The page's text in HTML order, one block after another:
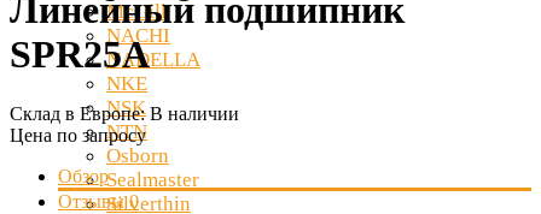
McGill
NACHI
NADELLA
NKE
NSK
NTN
Osborn
Sealmaster
Silverthin
Линейный подшипник
SPR25A
Склад в Европе:В наличии
Цена по запросу
Обзор
Отзывы0